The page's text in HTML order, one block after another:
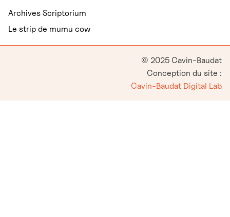
Archives Scriptorium
Le strip de mumu cow
© 2025 Cavin-Baudat
Conception du site :
Cavin-Baudat Digital Lab